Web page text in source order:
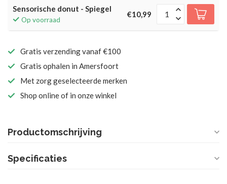
Sensorische donut - Spiegel
Op voorraad
€10,99
Gratis verzending vanaf €100
Gratis ophalen in Amersfoort
Met zorg geselecteerde merken
Shop online of in onze winkel
Productomschrijving
Specificaties